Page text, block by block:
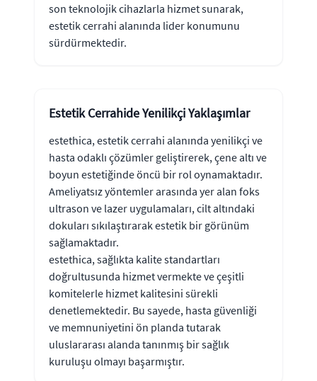
son teknolojik cihazlarla hizmet sunarak,
estetik cerrahi alanında lider konumunu
sürdürmektedir.
Estetik Cerrahide Yenilikçi Yaklaşımlar
estethica, estetik cerrahi alanında yenilikçi ve
hasta odaklı çözümler geliştirerek, çene altı ve
boyun estetiğinde öncü bir rol oynamaktadır.
Ameliyatsız yöntemler arasında yer alan foks
ultrason ve lazer uygulamaları, cilt altındaki
dokuları sıkılaştırarak estetik bir görünüm
sağlamaktadır.
estethica, sağlıkta kalite standartları
doğrultusunda hizmet vermekte ve çeşitli
komitelerle hizmet kalitesini sürekli
denetlemektedir. Bu sayede, hasta güvenliği
ve memnuniyetini ön planda tutarak
uluslararası alanda tanınmış bir sağlık
kuruluşu olmayı başarmıştır.